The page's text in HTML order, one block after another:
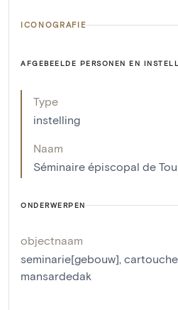
ICONOGRAFIE
AFGEBEELDE PERSONEN EN
Type
instelling
Naam
Séminaire épiscopal de
ONDERWERPEN
objectnaam
seminarie[gebouw],
mansardedak